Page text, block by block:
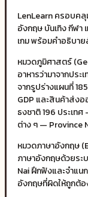
LenLearn ครอบค
อังกฤษ บันเทิง กีฬา
เกม พร้อมคำอธิบา
หมวดภูมิศาสตร์
อาหารว่ามาจากประ
จากรูปร่างแผนที่
GDP และสินค้าส่งอ
ธงชาติ 196 ประเท
ต่าง ๆ — Province
หมวดภาษาอังกฤษ
ภาษาอังกฤษด้วยร
Nai ฝึกฟังและจำแน
อังกฤษที่ผิดให้ถูกต้อ